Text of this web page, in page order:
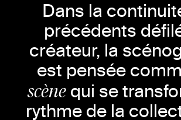
Dans la
précédents
créateur, la
est pensée
scène qui se
rythme de la